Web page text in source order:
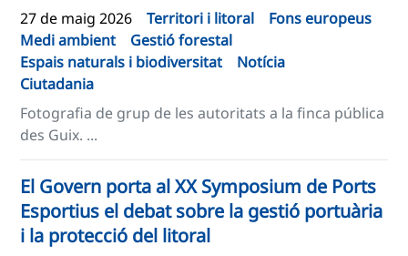
27 de maig 2026 Territori i litoral
Fons europeus
Medi ambient
Gestió forestal
Espais naturals i biodiversitat
Notícia
Ciutadania
Fotografia de grup de les autoritats a la finca pública
des Guix. ...
El Govern porta al XX Symposium de Ports
Esportius el debat sobre la gestió portuària
i la protecció del litoral